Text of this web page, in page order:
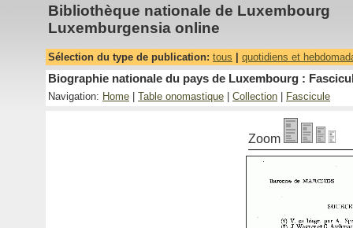
Bibliothèque nationale de Luxembourg
Luxemburgensia online
Sélection du type de publication: tous quotidiens et
Biographie nationale du pays de Luxembourg :
Navigation: Home Table onomastique Collection Fascicule
Zoom